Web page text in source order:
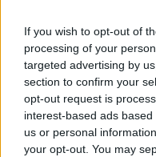
If you wish to opt-out of
processing of your
targeted advertising by
section to confirm your
opt-out request is
interest-based ads
us or personal
your opt-out. You may
Beatrice Bonaventura · 5 Ago
RELAZIONI E FAMIGLIA